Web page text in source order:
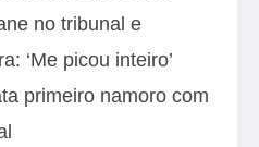
no tribunal e
‘Me picou inteiro’
primeiro namoro com